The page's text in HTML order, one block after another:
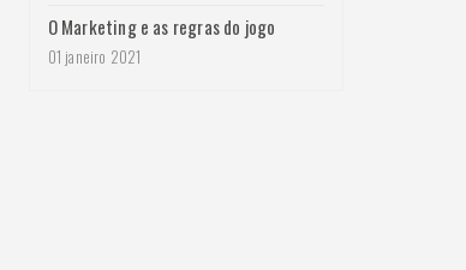
O Marketing e as regras do jogo
01 janeiro 2021